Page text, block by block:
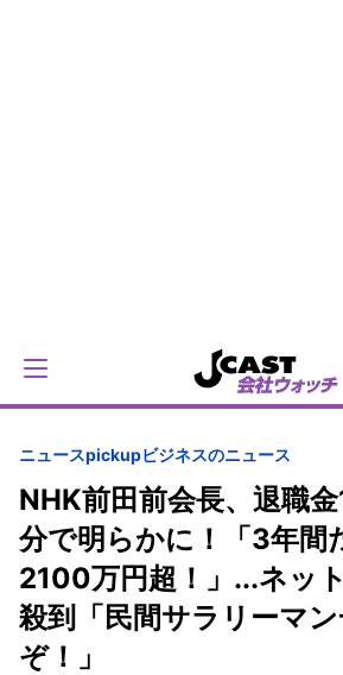
ニュースpickupビジネスのニュース
NHK前田前会長、退職
分で明らかに！「3年間
2100万円超！」...ネッ
殺到「民間サラリーマ
ぞ！」